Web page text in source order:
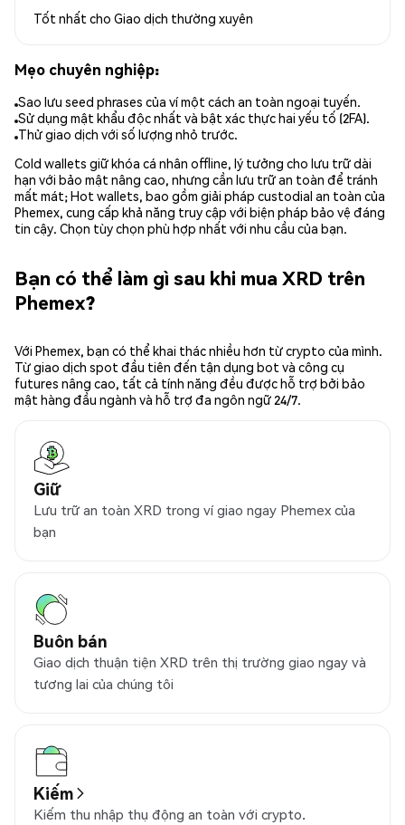
Tốt nhất cho Giao dịch thường xuyên
Mẹo chuyên nghiệp:
Sao lưu seed phrases của ví một cách an toàn ngoại tuyến.
Sử dụng mật khẩu độc nhất và bật xác thực hai yếu tố (2FA).
Thử giao dịch với số lượng nhỏ trước.
Cold wallets giữ khóa cá nhân offline, lý tưởng cho lưu trữ dài
hạn với bảo mật nâng cao, nhưng cần lưu trữ an toàn để tránh
mất mát; Hot wallets, bao gồm giải pháp custodial an toàn của
Phemex, cung cấp khả năng truy cập với biện pháp bảo vệ đáng
tin cậy. Chọn tùy chọn phù hợp nhất với nhu cầu của bạn.
Bạn có thể làm gì sau khi mua XRD trên
Phemex?
Với Phemex, bạn có thể khai thác nhiều hơn từ crypto của mình.
Từ giao dịch spot đầu tiên đến tận dụng bot và công cụ
futures nâng cao, tất cả tính năng đều được hỗ trợ bởi bảo
mật hàng đầu ngành và hỗ trợ đa ngôn ngữ 24/7.
Giữ
Lưu trữ an toàn XRD trong ví giao ngay Phemex của
bạn
Buôn bán
Giao dịch thuận tiện XRD trên thị trường giao ngay và
tương lai của chúng tôi
Kiếm
Kiếm thu nhập thụ động an toàn với crypto.